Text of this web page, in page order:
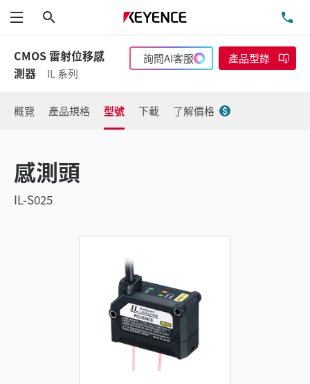
功能表
CMOS 雷射位移感
測器
IL 系列
詢問AI客服 產品型錄
概覽 產品規格 型號 下載 了解價格
感測頭
IL-S025